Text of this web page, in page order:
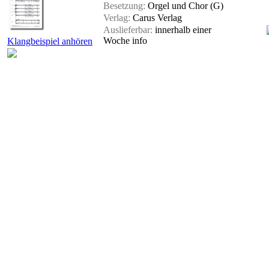
Klangbeispiel anhören
Besetzung: Orgel und Chor (G)
Verlag: Carus Verlag
Auslieferbar: innerhalb einer
Woche info